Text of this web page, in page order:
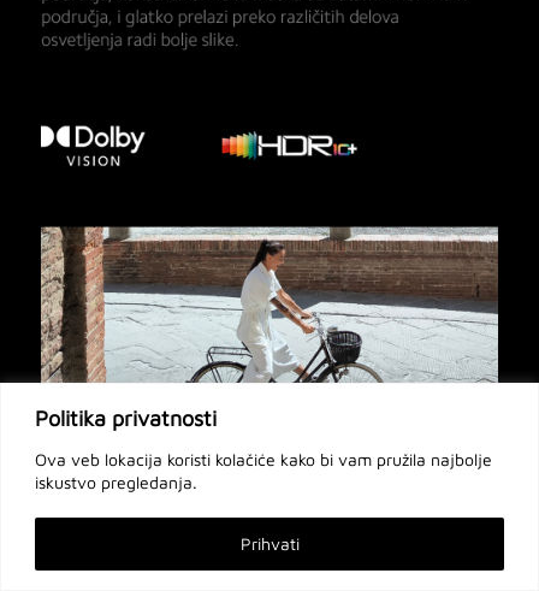
Politika privatnosti
Ova veb lokacija koristi kolačiće kako bi vam pružila najbolje
iskustvo pregledanja.
Prihvati